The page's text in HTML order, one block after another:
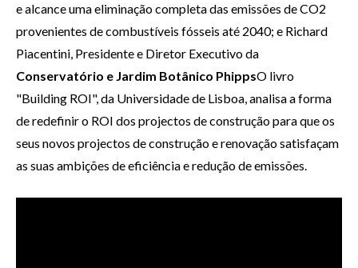
e alcance uma eliminação completa das emissões de CO2
provenientes de combustíveis fósseis até 2040; e Richard
Piacentini, Presidente e Diretor Executivo da
Conservatório e Jardim Botânico PhippsO livro
"Building ROI", da Universidade de Lisboa, analisa a forma
de redefinir o ROI dos projectos de construção para que os
seus novos projectos de construção e renovação satisfaçam
as suas ambições de eficiência e redução de emissões.